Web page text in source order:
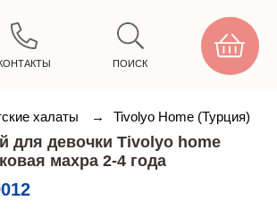
ПОИСК
халаты → Tivolyo Home (Турция)
для девочки Tivolyo home
махра 2-4 года